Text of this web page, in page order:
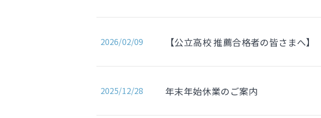
2026/02/09 【公立高校 推薦合格者の皆さまへ】
2025/12/28 年末年始休業のご案内